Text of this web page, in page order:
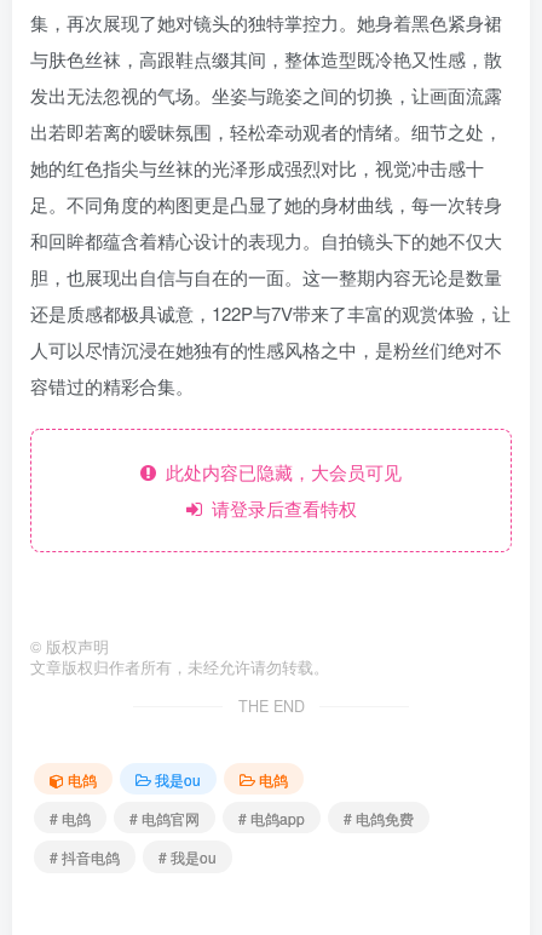
集，再次展现了她对镜头的独特掌控力。她身着黑色紧身裙
与肤色丝袜，高跟鞋点缀其间，整体造型既冷艳又性感，散
发出无法忽视的气场。坐姿与跪姿之间的切换，让画面流露
出若即若离的暧昧氛围，轻松牵动观者的情绪。细节之处，
她的红色指尖与丝袜的光泽形成强烈对比，视觉冲击感十
足。不同角度的构图更是凸显了她的身材曲线，每一次转身
和回眸都蕴含着精心设计的表现力。自拍镜头下的她不仅大
胆，也展现出自信与自在的一面。这一整期内容无论是数量
还是质感都极具诚意，122P与7V带来了丰富的观赏体验，让
人可以尽情沉浸在她独有的性感风格之中，是粉丝们绝对不
容错过的精彩合集。
此处内容已隐藏，大会员可见
请登录后查看特权
© 版权声明
文章版权归作者所有，未经允许请勿转载。
THE END
电鸽 我是ou
电鸽
# 电鸽
# 电鸽官网 # 电鸽app
# 电鸽免费
# 抖音电鸽
# 我是ou